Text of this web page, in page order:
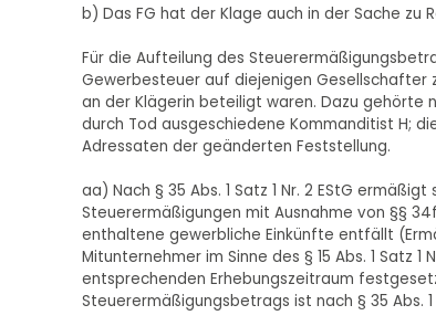
b) Das FG hat der Klage auch in der Sache zu
Für die Aufteilung des
Gewerbesteuer auf diejenigen Gesellschafter
an der Klägerin beteiligt waren. Dazu gehörte
durch Tod ausgeschiedene Kommanditist H;
Adressaten der geänderten Feststellung.
aa) Nach § 35 Abs. 1 Satz 1 Nr. 2 EStG
Steuerermäßigungen mit Ausnahme von §§
enthaltene gewerbliche Einkünfte entfällt
Mitunternehmer im Sinne des § 15 Abs. 1 Satz
entsprechenden Erhebungszeitraum
Steuerermäßigungsbetrags ist nach § 35 Abs.